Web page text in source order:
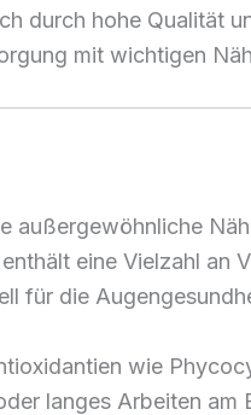
durch hohe Qualität
mit wichtigen
außergewöhnliche
eine Vielzahl an
für die
wie
langes Arbeiten am